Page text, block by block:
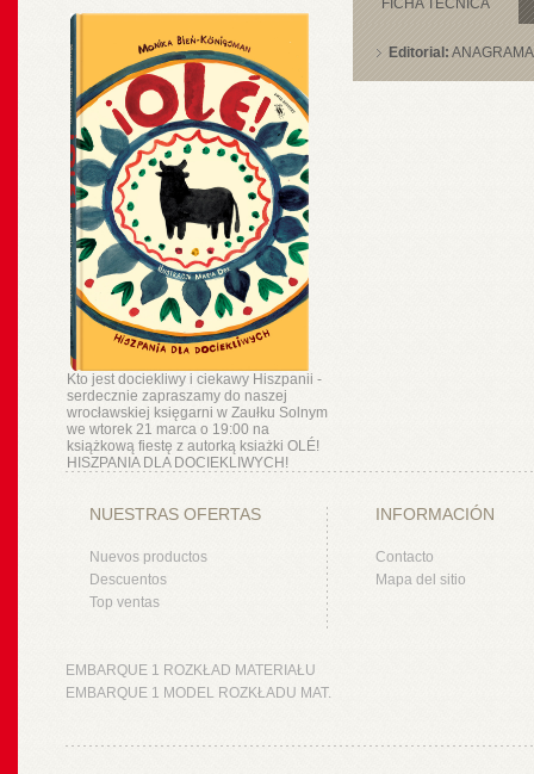
Kto jest dociekliwy i ciekawy Hiszpanii -
serdecznie zapraszamy do naszej
wrocławskiej księgarni w Zaułku Solnym
we wtorek 21 marca o 19:00 na
książkową fiestę z autorką ksiażki OLÉ!
HISZPANIA DLA DOCIEKLIWYCH!
FICHA TÉCNICA
Editorial: ANAGRAMA
NUESTRAS OFERTAS
Nuevos productos
Descuentos
Top ventas
INFORMACIÓN
Contacto
Mapa del sitio
EMBARQUE 1 ROZKŁAD MATERIAŁU
EMBARQUE 1 MODEL ROZKŁADU MAT.